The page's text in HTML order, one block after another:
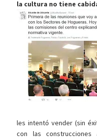
la cultura no tiene
les intentó vender (sin
con las